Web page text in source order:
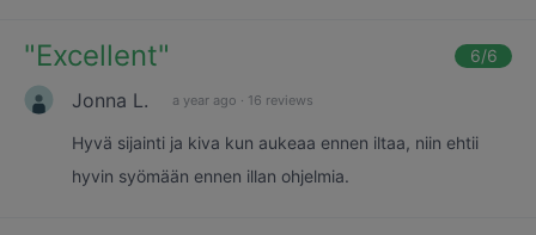
"Excellent" 6/6
Jonna L. a year ago · 16 reviews
Hyvä sijainti ja kiva kun aukeaa ennen iltaa, niin ehtii
hyvin syömään ennen illan ohjelmia.